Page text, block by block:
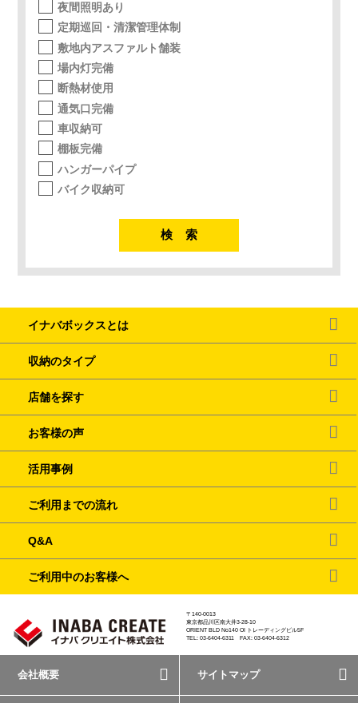
夜間照明あり
定期巡回・清潔管理体制
敷地内アスファルト舗装
場内灯完備
断熱材使用
通気口完備
車収納可
棚板完備
ハンガーパイプ
バイク収納可
イナバボックスとは
収納のタイプ
店舗を探す
お客様の声
活用事例
ご利用までの流れ
Q&A
ご利用中のお客様へ
〒140-0013
東京都品川区南大井3-28-10
ORIENT BLD No140 OI トレーディングビル5F
TEL: 03-6404-6311 FAX: 03-6404-6312
会社概要 サイトマップ